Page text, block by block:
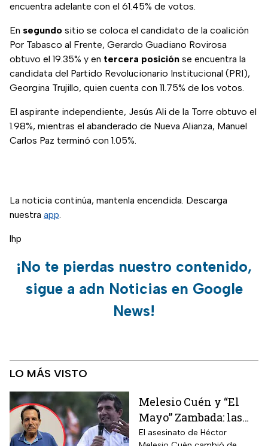
encuentra adelante con el 61.45% de votos.
En segundo sitio se coloca el candidato de la coalición
Por Tabasco al Frente, Gerardo Guadiano Rovirosa
obtuvo el 19.35% y en tercera posición se encuentra la
candidata del Partido Revolucionario Institucional (PRI),
Georgina Trujillo, quien cuenta con 11.75% de los votos.
El aspirante independiente, Jesús Ali de la Torre obtuvo el
1.98%, mientras el abanderado de Nueva Alianza, Manuel
Carlos Paz terminó con 1.05%.
La noticia continúa, mantenla encendida. Descarga
nuestra app.
lhp
¡No te pierdas nuestro contenido,
sigue a adn Noticias en Google
News!
LO MÁS VISTO
Melesio Cuén y “El
Mayo” Zambada: las
claves de un
El asesinato de Héctor